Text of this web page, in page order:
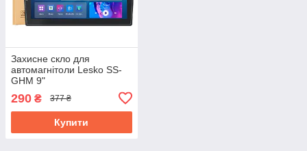
Захисне скло для
автомагнітоли Lesko SS-
GHM 9"
290 ₴ 377 ₴
Купити